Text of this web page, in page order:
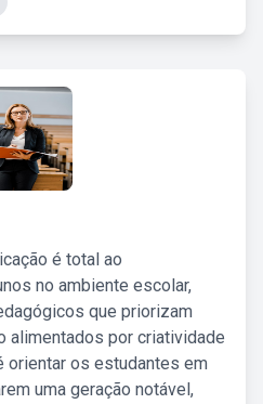
é total ao
no ambiente escolar,
que priorizam
alimentados por criatividade
orientar os estudantes em
uma geração notável,